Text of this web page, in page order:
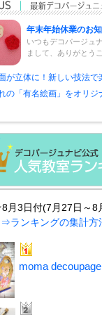
年末年始休業のお
いつもデコパージュ
まして、ありがとう
が立体に！新しい技法で
の「有名絵画」をオリジ
月3日付(7月27日～8
⇒ランキングの集計方
moma